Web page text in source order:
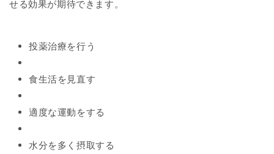
せる効果が期待できます。
投薬治療を行う
食生活を見直す
適度な運動をする
水分を多く摂取する